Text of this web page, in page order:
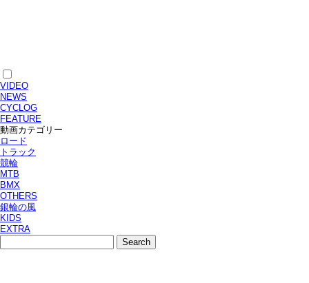
VIDEO
NEWS
CYCLOG
FEATURE
動画カテゴリー
ロード
トラック
競輪
MTB
BMX
OTHERS
銀輪の風
KIDS
EXTRA